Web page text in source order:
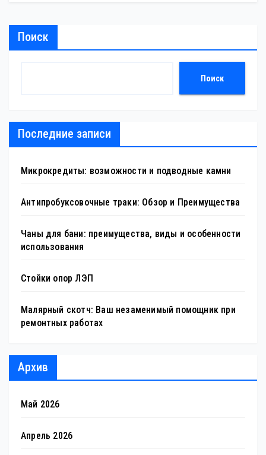
Поиск
Поиск
Последние записи
Микрокредиты: возможности и подводные камни
Антипробуксовочные траки: Обзор и Преимущества
Чаны для бани: преимущества, виды и особенности
использования
Стойки опор ЛЭП
Малярный скотч: Ваш незаменимый помощник при
ремонтных работах
Архив
Май 2026
Апрель 2026